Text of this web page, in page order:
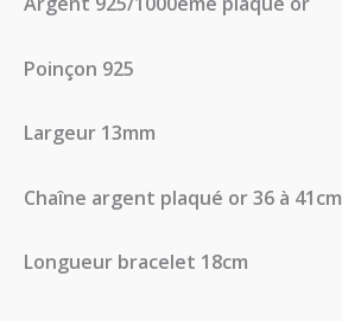
Poinçon 925
Largeur 13mm
Chaîne argent plaqué or 36 à 41cm
Longueur bracelet 18cm